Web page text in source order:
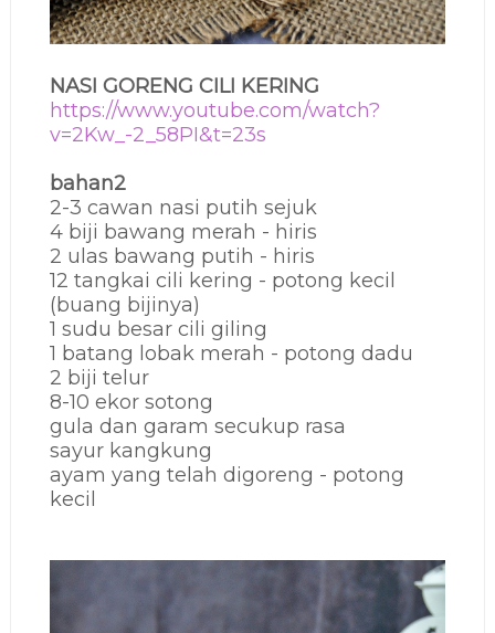
NASI GORENG CILI KERING
https://www.youtube.com/watch?
v=2Kw_-2_58PI&t=23s
bahan2
2-3 cawan nasi putih sejuk
4 biji bawang merah - hiris
2 ulas bawang putih - hiris
12 tangkai cili kering - potong kecil
(buang bijinya)
1 sudu besar cili giling
1 batang lobak merah - potong dadu
2 biji telur
8-10 ekor sotong
gula dan garam secukup rasa
sayur kangkung
ayam yang telah digoreng - potong
kecil